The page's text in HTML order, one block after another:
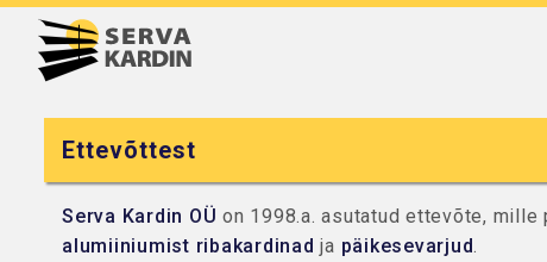
Ettevõttest
Serva Kardin OÜ on 1998.a. asutatud ettevõte, mille
alumiiniumist ribakardinad ja päikesevarjud.